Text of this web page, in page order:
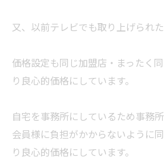
又、以前テレビでも取り上げられた
価格設定も同じ加盟店・まったく
り良心的価格にしています。
自宅を事務所にしているため事務
会員様に負担がかからないように
り良心的価格にしています。